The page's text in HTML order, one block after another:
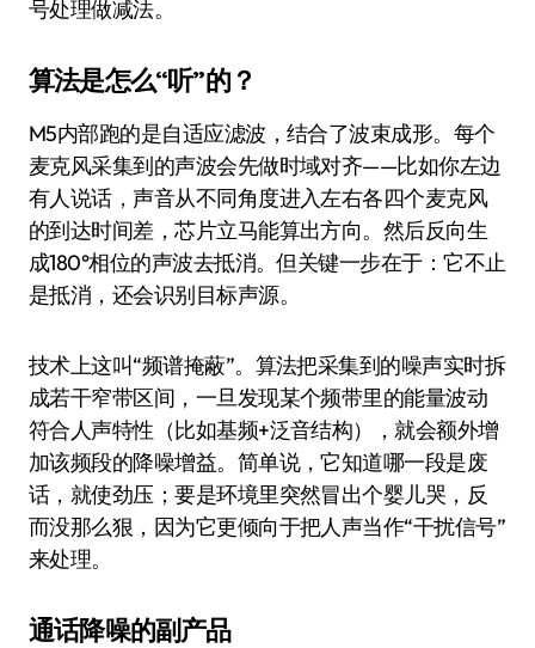
号处理做减法。
算法是怎么“听”的？
M5内部跑的是自适应滤波，结合了波束成形。每个
麦克风采集到的声波会先做时域对齐——比如你左边
有人说话，声音从不同角度进入左右各四个麦克风
的到达时间差，芯片立马能算出方向。然后反向生
成180°相位的声波去抵消。但关键一步在于：它不止
是抵消，还会识别目标声源。
技术上这叫“频谱掩蔽”。算法把采集到的噪声实时拆
成若干窄带区间，一旦发现某个频带里的能量波动
符合人声特性（比如基频+泛音结构），就会额外增
加该频段的降噪增益。简单说，它知道哪一段是废
话，就使劲压；要是环境里突然冒出个婴儿哭，反
而没那么狠，因为它更倾向于把人声当作“干扰信号”
来处理。
通话降噪的副产品